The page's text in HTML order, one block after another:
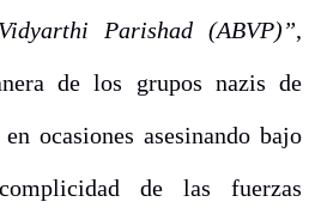
Parishad (ABVP)”,
de los grupos nazis de
ocasiones asesinando bajo
de las fuerzas